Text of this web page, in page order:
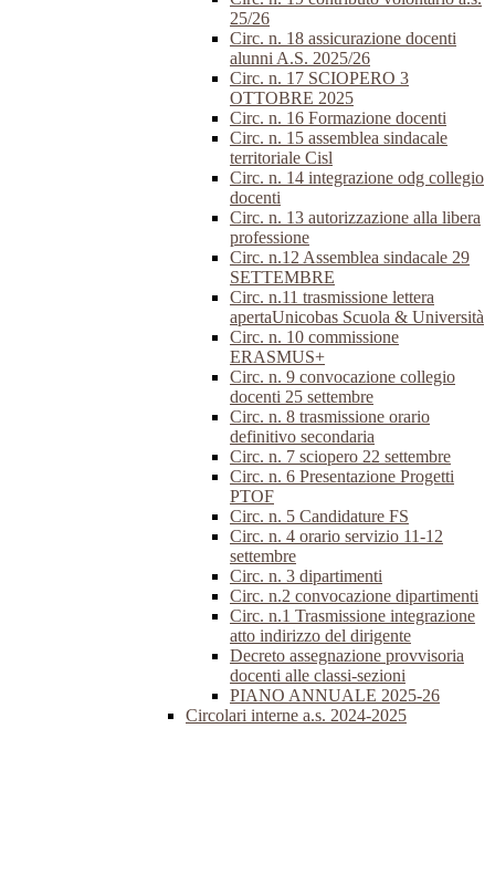
25/26
Circ. n. 18 assicurazione docenti
alunni A.S. 2025/26
Circ. n. 17 SCIOPERO 3
OTTOBRE 2025
Circ. n. 16 Formazione docenti
Circ. n. 15 assemblea sindacale
territoriale Cisl
Circ. n. 14 integrazione odg collegio
docenti
Circ. n. 13 autorizzazione alla libera
professione
Circ. n.12 Assemblea sindacale 29
SETTEMBRE
Circ. n.11 trasmissione lettera
apertaUnicobas Scuola & Università
Circ. n. 10 commissione
ERASMUS+
Circ. n. 9 convocazione collegio
docenti 25 settembre
Circ. n. 8 trasmissione orario
definitivo secondaria
Circ. n. 7 sciopero 22 settembre
Circ. n. 6 Presentazione Progetti
PTOF
Circ. n. 5 Candidature FS
Circ. n. 4 orario servizio 11-12
settembre
Circ. n. 3 dipartimenti
Circ. n.2 convocazione dipartimenti
Circ. n.1 Trasmissione integrazione
atto indirizzo del dirigente
Decreto assegnazione provvisoria
docenti alle classi-sezioni
PIANO ANNUALE 2025-26
Circolari interne a.s. 2024-2025